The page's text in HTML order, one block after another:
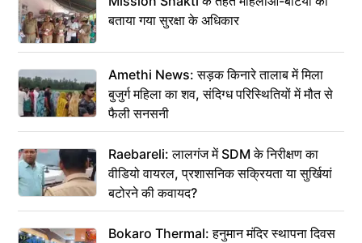
बताया गया सुरक्षा के अधिकार
Amethi News: सड़क किनारे तालाब में मिला
बुजुर्ग महिला का शव, संदिग्ध परिस्थितियों में मौत से
फैली सनसनी
Raebareli: लालगंज में SDM के निरीक्षण का
वीडियो वायरल, प्रशासनिक सक्रियता या सुर्खियां
बटोरने की कवायद?
Bokaro Thermal: हनुमान मंदिर स्थापना दिवस